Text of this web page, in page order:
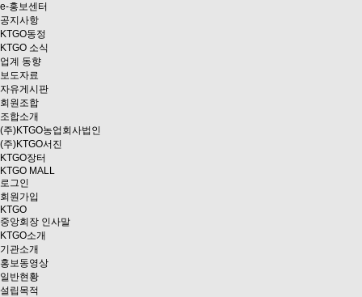
e-홍보센터
공지사항
KTGO동정
KTGO 소식
업계 동향
보도자료
자유게시판
회원조합
조합소개
(주)KTGO농업회사법인
(주)KTGO서진
KTGO장터
KTGO MALL
로그인
회원가입
KTGO
중앙회장 인사말
KTGO소개
기관소개
홍보동영상
일반현황
설립목적